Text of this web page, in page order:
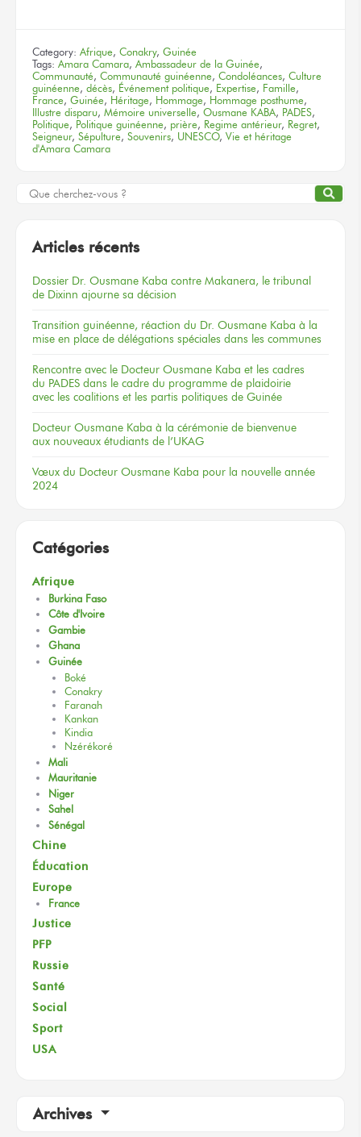
Category: Afrique, Conakry, Guinée
Tags: Amara Camara, Ambassadeur de la Guinée,
Communauté, Communauté guinéenne, Condoléances, Culture
guinéenne, décès, Événement politique, Expertise, Famille,
France, Guinée, Héritage, Hommage, Hommage posthume,
Illustre disparu, Mémoire universelle, Ousmane KABA, PADES,
Politique, Politique guinéenne, prière, Regime antérieur, Regret,
Seigneur, Sépulture, Souvenirs, UNESCO, Vie et héritage
d'Amara Camara
Articles récents
Dossier Dr. Ousmane Kaba contre Makanera, le tribunal
de Dixinn ajourne sa décision
Transition guinéenne, réaction du Dr. Ousmane Kaba à la
mise en place de délégations spéciales dans les communes
Rencontre avec le Docteur Ousmane Kaba et les cadres
du PADES dans le cadre du programme de plaidoirie
avec les coalitions et les partis politiques de Guinée
Docteur Ousmane Kaba à la cérémonie de bienvenue
aux nouveaux étudiants de l’UKAG
Vœux du Docteur Ousmane Kaba pour la nouvelle année
2024
Catégories
Afrique
Burkina Faso
Côte d'Ivoire
Gambie
Ghana
Guinée
Boké
Conakry
Faranah
Kankan
Kindia
Nzérékoré
Mali
Mauritanie
Niger
Sahel
Sénégal
Chine
Éducation
Europe
France
Justice
PFP
Russie
Santé
Social
Sport
USA
Archives